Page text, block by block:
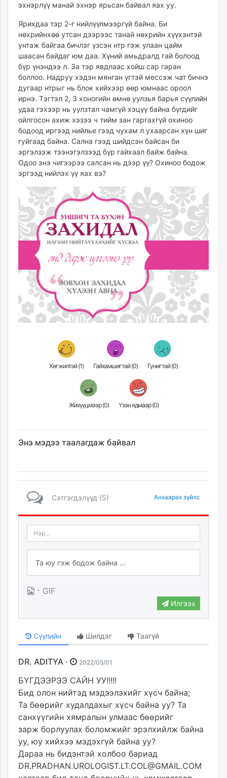
эхнэрлүү манай эхнэр ярьсан байвал яах уу.
Ярихдаа тэр 2-г нийлүүлмээргүй байна. Би
нөхрийнхөө утсан дээрээс танай нөхрийн хүүхэнтэй
унтаж байгаа бичлэг үзсэн нтр гэж улаан цайм
шаасан байдаг юм даа. Хүний амьдралд гай болоод
бүр үнэндээ л. За тэр явдлаас хойш сар гаран
боллоо. Надруу хэдэн мянган үгтэй мессэж чат бичнэ
дугаар нтрыг нь блок хийхээр өөр юмнаас ороол
ирнэ. Тэгтэл 2, 3 хоногийн өмнө уулзья барья сүүлийн
удаа гэхээр нь уулзтал чамгүй хэцүү байна бүгдийг
ойлгосон ахиж хэзээ ч тийм зан гаргахгүй охиноо
бодоод иргээд нийлье гээд чухам л ухаарсан хүн шиг
гуйгаад байна. Сална гээд шийдсэн байсан би
эргэлзэж тээнэгэлзээд бүр гайхаал байж байна.
Одоо энэ чигээрээ салсан нь дээр үү? Охиноо бодож
эргээд нийлэх үү яах вэ?
Хөгжилтэй (1) Гайхамшигтай (0) Гунигтай (0)
Жихүүцмээр (0) Үзэн ядмаар (0)
Энэ мэдээ таалагдаж байвал
Сэтгэгдэлүүд (5) Анхаарах зүйлс
· GIF
Илгээх
Сүүлийн Шилдэг Таагүй
DR. ADITYA · 2022/05/01
БҮГДЭЭРЭЭ САЙН УУ!!!!!
Бид олон нийтэд мэдээлэхийг хүсч байна;
Та бөөрийг худалдахыг хүсч байна уу? Та
санхүүгийн хямралын улмаас бөөрийг
зарж борлуулах боломжийг эрэлхийлж байна
уу, юу хийхээ мэдэхгүй байна уу?
Дараа нь бидэнтэй холбоо бариад
DR.PRADHAN.UROLOGIST.LT.COL@GMAIL.COM